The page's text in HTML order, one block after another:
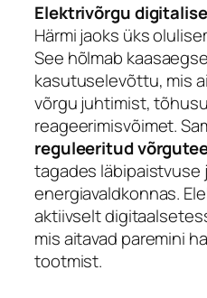
Elektrivõrgu
Härmi jaoks üks
See hõlmab
kasutuselevõttu, mis
võrgu juhtimist,
reageerimisvõimet.
reguleeritud
tagades läbipaistvuse
energiavaldkonnas.
aktiivselt
mis aitavad paremini
tootmist.